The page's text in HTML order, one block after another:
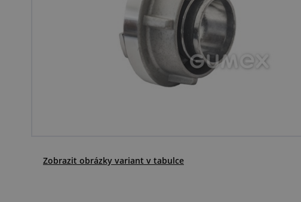
Zobrazit obrázky variant v tabulce